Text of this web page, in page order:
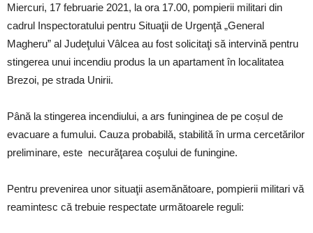
Miercuri, 17 februarie 2021, la ora 17.00, pompierii militari din
cadrul Inspectoratului pentru Situaţii de Urgenţă „General
Magheru” al Judeţului Vâlcea au fost solicitaţi să intervină pentru
stingerea unui incendiu produs la un apartament în localitatea
Brezoi, pe strada Unirii.
Până la stingerea incendiului, a ars funinginea de pe coșul de
evacuare a fumului. Cauza probabilă, stabilită în urma cercetărilor
preliminare, este necurăţarea coşului de funingine.
Pentru prevenirea unor situaţii asemănătoare, pompierii militari vă
reamintesc că trebuie respectate următoarele reguli: